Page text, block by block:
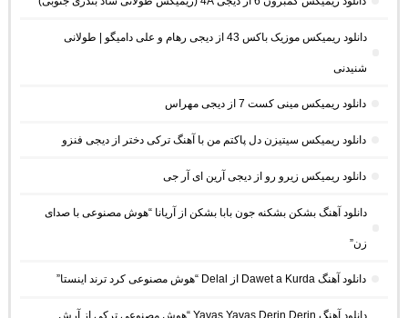
دانلود ریمیکس موزیک باکس 43 از دیجی رهام و علی دامیگو | طولانی
شنیدنی
دانلود ریمیکس مینی کست 7 از دیجی مهراس
دانلود ریمیکس سیتیزن دل پاکتم من با آهنگ ترکی دختر از دیجی فنزو
دانلود ریمیکس زیرو رو از دیجی آرین ای آر جی
دانلود آهنگ بشکن بشکنه جون بابا بشکن از آریانا “هوش مصنوعی با صدای
زن”
دانلود آهنگ Dawet a Kurda از Delal “هوش مصنوعی کرد ترند اینستا”